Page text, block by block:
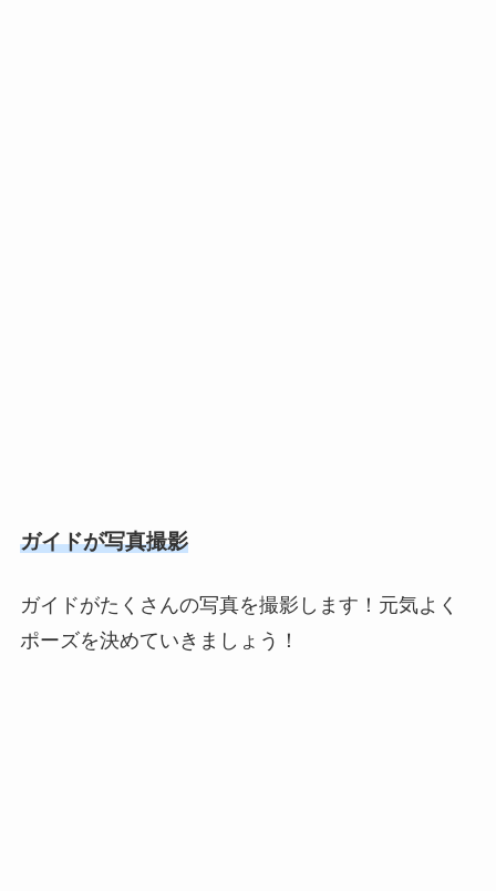
ガイドが写真撮影
ガイドがたくさんの写真を撮影します！元気よく
ポーズを決めていきましょう！